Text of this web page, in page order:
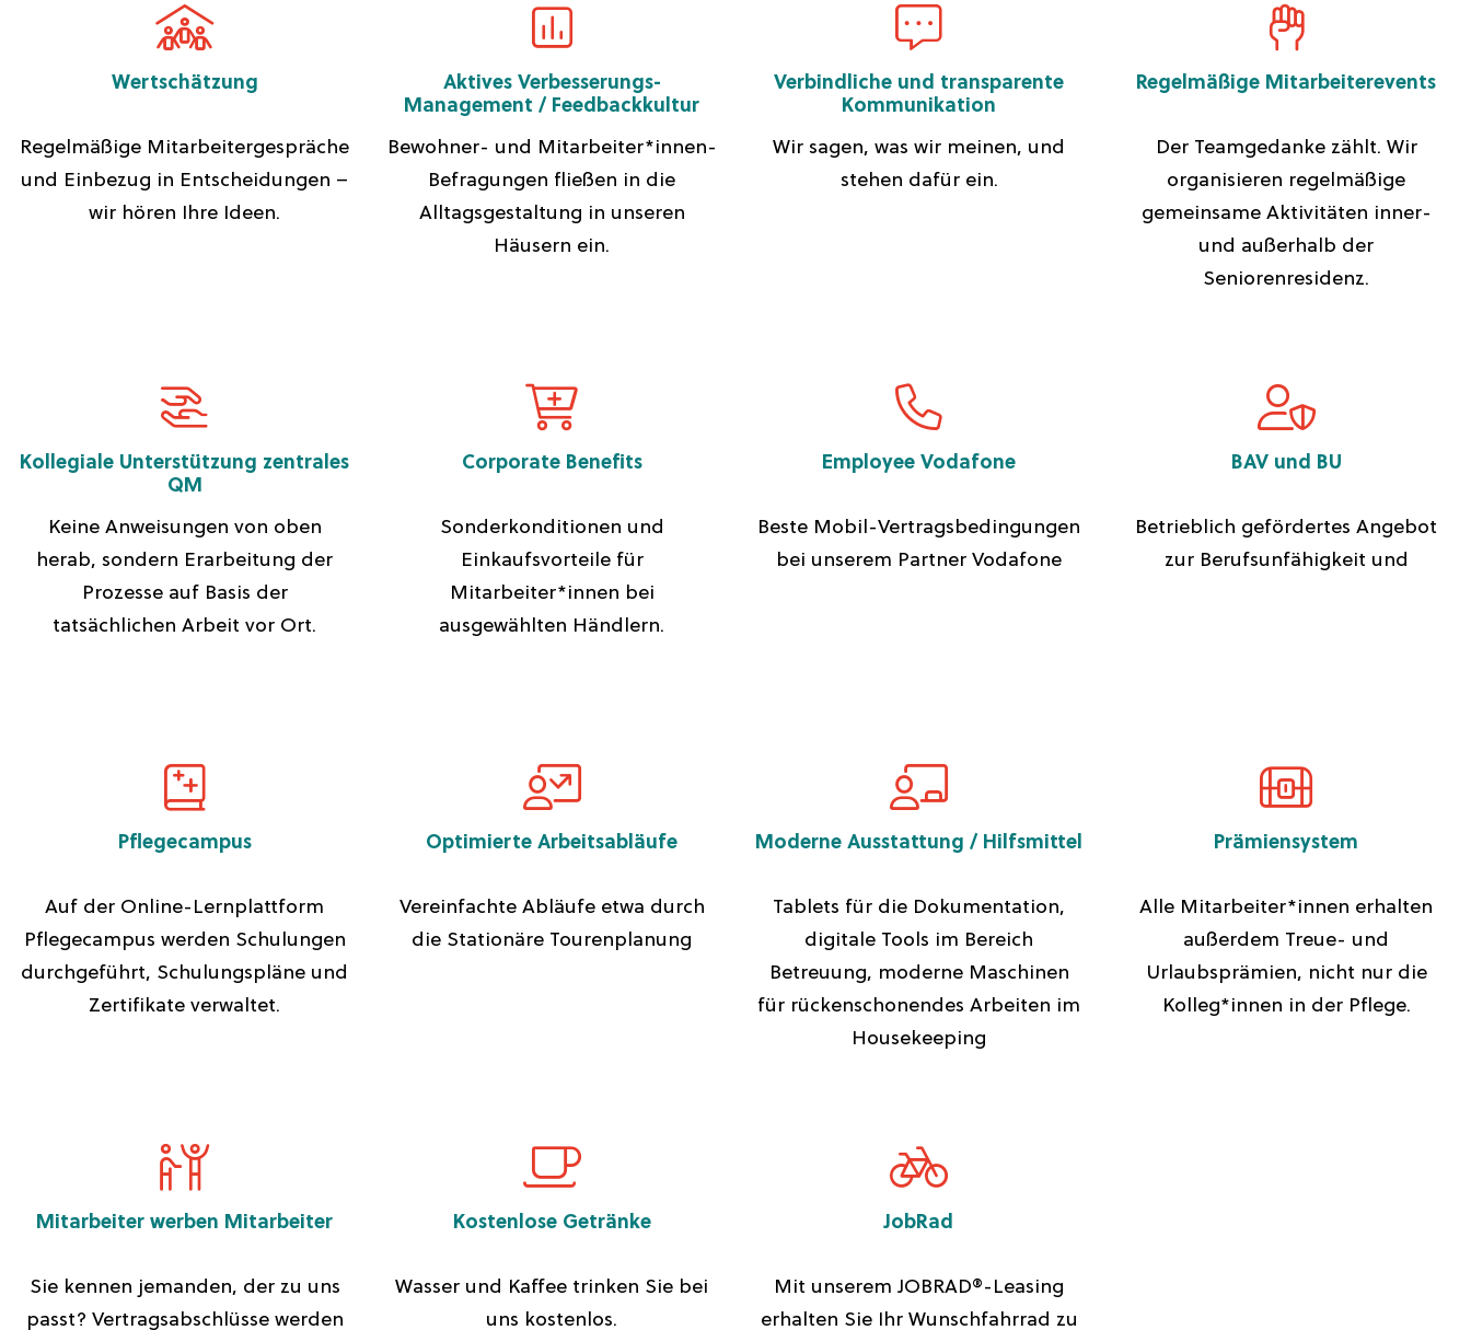
Wertschätzung
Regelmäßige Mitarbeitergespräche
und Einbezug in Entscheidungen –
wir hören Ihre Ideen.
Aktives Verbesserungs-
Management / Feedbackkultur
Bewohner- und Mitarbeiter*innen-
Befragungen fließen in die
Alltagsgestaltung in unseren
Häusern ein.
Verbindliche und transparente
Kommunikation
Wir sagen, was wir meinen, und
stehen dafür ein.
Regelmäßige Mitarbeiterevents
Der Teamgedanke zählt. Wir
organisieren regelmäßige
gemeinsame Aktivitäten inner-
und außerhalb der
Seniorenresidenz.
Kollegiale Unterstützung zentrales
QM
Keine Anweisungen von oben
herab, sondern Erarbeitung der
Prozesse auf Basis der
tatsächlichen Arbeit vor Ort.
Corporate Benefits
Sonderkonditionen und
Einkaufsvorteile für
Mitarbeiter*innen bei
ausgewählten Händlern.
Employee Vodafone
Beste Mobil-Vertragsbedingungen
bei unserem Partner Vodafone
BAV und BU
Betrieblich gefördertes Angebot
zur Berufsunfähigkeit und
Pflegecampus
Auf der Online-Lernplattform
Pflegecampus werden Schulungen
durchgeführt, Schulungspläne und
Zertifikate verwaltet.
Optimierte Arbeitsabläufe
Vereinfachte Abläufe etwa durch
die Stationäre Tourenplanung
Moderne Ausstattung / Hilfsmittel
Tablets für die Dokumentation,
digitale Tools im Bereich
Betreuung, moderne Maschinen
für rückenschonendes Arbeiten im
Housekeeping
Prämiensystem
Alle Mitarbeiter*innen erhalten
außerdem Treue- und
Urlaubsprämien, nicht nur die
Kolleg*innen in der Pflege.
Mitarbeiter werben Mitarbeiter
Sie kennen jemanden, der zu uns
passt? Vertragsabschlüsse werden
Kostenlose Getränke
Wasser und Kaffee trinken Sie bei
uns kostenlos.
JobRad
Mit unserem JOBRAD®-Leasing
erhalten Sie Ihr Wunschfahrrad zu